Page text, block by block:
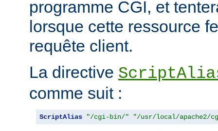
programme CGI, et
lorsque cette ressource
requête client.
La directive
comme suit :
ScriptAlias "/cgi-bin/" "/usr/local/apache2/